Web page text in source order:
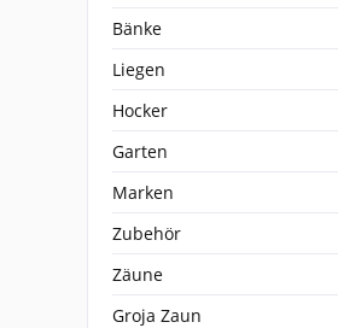
Bänke
Liegen
Hocker
Garten
Marken
Zubehör
Zäune
Groja Zaun